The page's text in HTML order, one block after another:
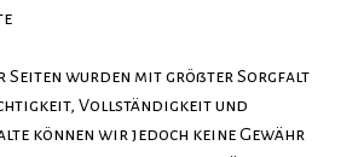
Seiten wurden mit größter Sorgfalt
Vollständigkeit und
können wir jedoch keine Gewähr